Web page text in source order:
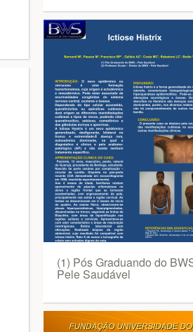
(1) Pós Graduando do
Pele Saudável